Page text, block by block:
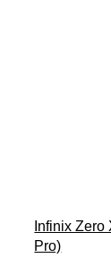
Infinix
Pro)